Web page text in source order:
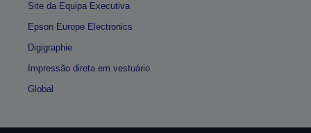
Site da Equipa Executiva
Epson Europe Electronics
Digigraphie
Impressão direta em vestuário
Global